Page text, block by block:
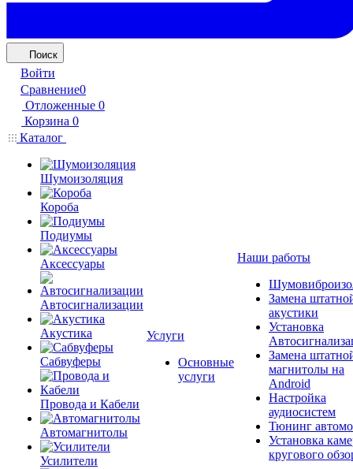
Поиск
Войти
Сравнение0
Отложенные 0
Корзина 0
Каталог
Шумоизоляция
Короба
Подиумы
Аксессуары
Автосигнализации
Акустика
Сабвуферы
Провода и Кабели
Автомагнитолы
Усилители
Услуги
Основные
услуги
Наши работы
Замена
акустики
Установка
Замена
магнитолы на
Android
Настройка
аудиосистем
Тюнинг
Установка
кругового